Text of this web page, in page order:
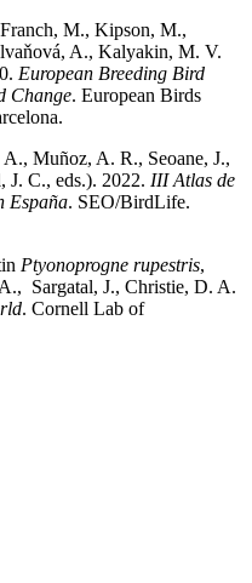
M., Kipson, M.,
A., Kalyakin, M. V.
European Breeding Bird
Change. European Birds
Muñoz, A. R., Seoane, J.,
J. C., eds.). 2022. III Atlas de
España. SEO/BirdLife.
Ptyonoprogne rupestris,
Sargatal, J., Christie, D. A.
. Cornell Lab of